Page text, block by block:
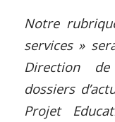
Notre
services »
Direction de
dossiers
Projet